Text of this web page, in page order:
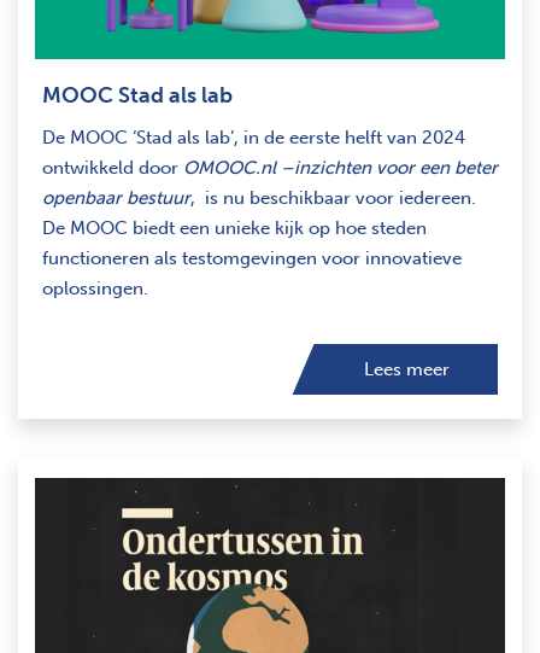
MOOC Stad als lab
De MOOC ‘Stad als lab’, in de eerste helft van 2024
ontwikkeld door OMOOC.nl –inzichten voor een beter
openbaar bestuur, is nu beschikbaar voor iedereen.
De MOOC biedt een unieke kijk op hoe steden
functioneren als testomgevingen voor innovatieve
oplossingen.
Lees meer